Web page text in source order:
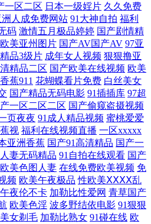
老熟女免费 美女福利在线 亚洲一区二区
影这里只有精品 高清在线观看av 日本aⅴ
一本大道无 国产一区二区2021 无码3级
产丝袜足交 欧美国产精品一级二级三级欧
视频 五月天婷婷在线看 91看片免费网站
在线观看 国产精品天天 三级视频婷婷麻
自拍成人 国产在线播放19p 五月涩婷婷导
一区二区 日本一级婬片 久久免费
洲人成免费网站 91大神自拍 福利
码 激情五月极品婷婷 国产剧情精
美亚州图片 国产AV国产AV 97亚
品3级片 成年女人视频 狠狠撸亚
精品二区 国产欧美在线视频 欧美
香蕉911 花蝴蝶看片免费 白丝美女
国产精品无码电影 91插插库 97超
一区二区二区 国产偷窥盗摄视频
页夜夜 91成人精品视频 蜜桃爱爱
视 福利在线视频直播 一区xxxxx
亚洲香蕉 国产91高清精品 国产一
人妻无码精品 91自拍在线观看 国产
欧美色图人妻 在线免费欧美视频 免
频 欧美午夜极品 性欧美ⅩⅩⅩⅩ乱
午夜伦不卡 加勒比性爱网 青草国产
欧美色淫 波多野结依电影 91狠狠
女剃毛 加勒比熟女 91碰在线 欧